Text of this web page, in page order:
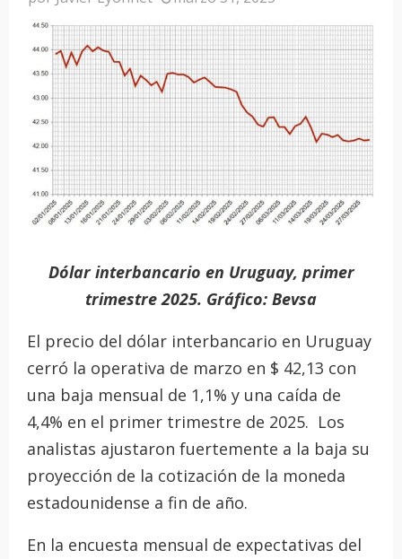
Dólar interbancario en Uruguay, primer
trimestre 2025. Gráfico: Bevsa
El precio del dólar interbancario en Uruguay
cerró la operativa de marzo en $ 42,13 con
una baja mensual de 1,1% y una caída de
4,4% en el primer trimestre de 2025. Los
analistas ajustaron fuertemente a la baja su
proyección de la cotización de la moneda
estadounidense a fin de año.
En la encuesta mensual de expectativas del